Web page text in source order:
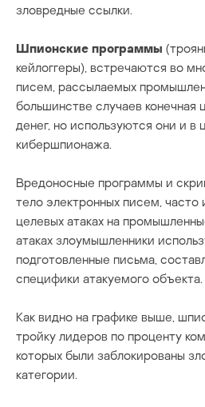
зловредные ссылки.
Шпионские программы
кейлоггеры), встречаются во
писем, рассылаемых
большинстве случаев конечная
денег, но используются они и в
кибершпионажа.
Вредоносные программы и
тело электронных писем, часто
целевых атаках на
атаках злоумышленники
подготовленные письма,
специфики атакуемого объекта.
Как видно на графике выше,
тройку лидеров по проценту
которых были заблокированы
категории.